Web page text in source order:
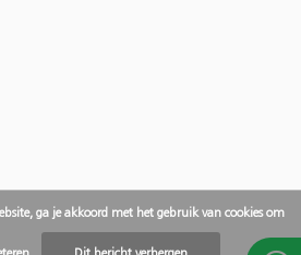
ga je akkoord met het gebruik van cookies om